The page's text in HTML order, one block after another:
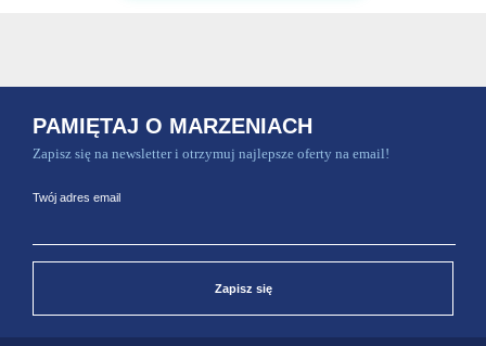
PAMIĘTAJ O MARZENIACH
Zapisz się na newsletter i otrzymuj najlepsze oferty na email!
Twój adres email
Zapisz się